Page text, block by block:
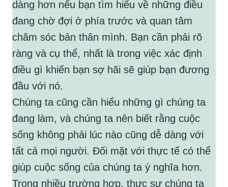
dàng hơn nếu bạn tìm hiểu về những điều
đang chờ đợi ở phía trước và quan tâm
chăm sóc bản thân mình. Bạn cần phải rõ
ràng và cụ thể, nhất là trong việc xác định
điều gì khiến bạn sợ hãi sẽ giúp bạn đương
đầu với nó.
Chúng ta cũng cần hiểu những gì chúng ta
đang làm, và chúng ta nên biết rằng cuộc
sống không phải lúc nào cũng dễ dàng với
tất cả mọi người. Đối mặt với thực tế có thể
giúp cuộc sống của chúng ta ý nghĩa hơn.
Trong nhiều trường hợp, thực sự chúng ta